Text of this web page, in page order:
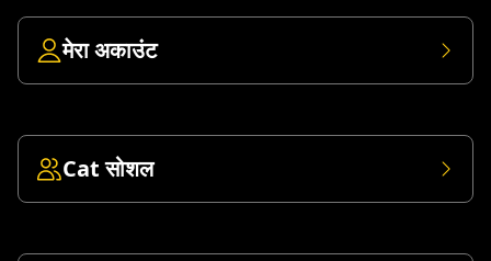
मेरा अकाउंट
Cat सोशल